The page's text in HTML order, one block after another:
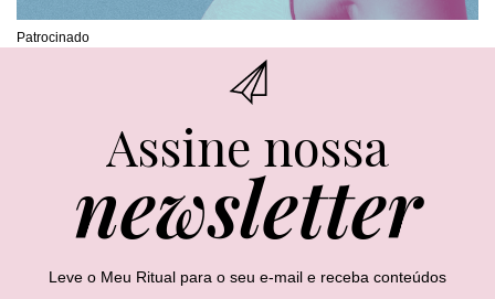
Patrocinado
Assine nossa
newsletter
Leve o Meu Ritual para o seu e-mail e receba conteúdos